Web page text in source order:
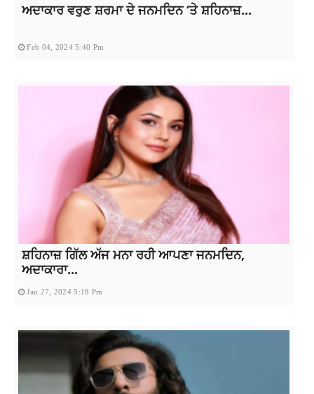
ਅਦਾਕਾਰ ਵਰੁਣ ਸ਼ਰਮਾ ਦੇ ਜਨਮਦਿਨ ‘ਤੇ ਸ਼ਹਿਨਾਜ਼...
Feb 04, 2024 5:40 Pm
ਸ਼ਹਿਨਾਜ਼ ਗਿੱਲ ਅੱਜ ਮਨਾ ਰਹੀ ਆਪਣਾ ਜਨਮਦਿਨ,
ਅਦਾਕਾਰਾ...
Jan 27, 2024 5:18 Pm